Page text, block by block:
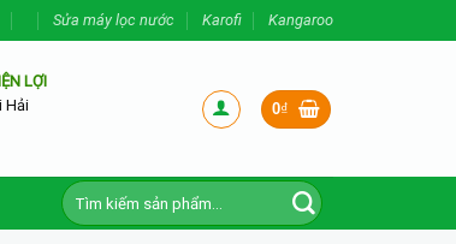
Sửa máy lọc nước Karofi Kangaroo
LỢI
Hải
0₫
Tìm
kiếm: